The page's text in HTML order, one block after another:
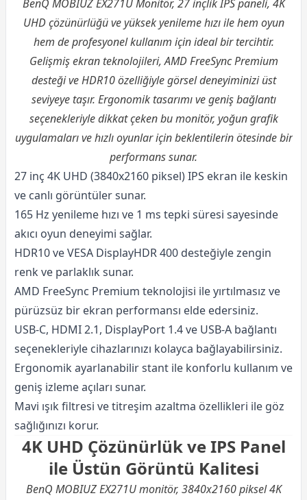
BenQ MOBIUZ EX271U Monitör, 27 inçlik IPS paneli, 4K
UHD çözünürlüğü ve yüksek yenileme hızı ile hem oyun
hem de profesyonel kullanım için ideal bir tercihtir.
Gelişmiş ekran teknolojileri, AMD FreeSync Premium
desteği ve HDR10 özelliğiyle görsel deneyiminizi üst
seviyeye taşır. Ergonomik tasarımı ve geniş bağlantı
seçenekleriyle dikkat çeken bu monitör, yoğun grafik
uygulamaları ve hızlı oyunlar için beklentilerin ötesinde bir
performans sunar.
27 inç 4K UHD (3840x2160 piksel) IPS ekran ile keskin
ve canlı görüntüler sunar.
165 Hz yenileme hızı ve 1 ms tepki süresi sayesinde
akıcı oyun deneyimi sağlar.
HDR10 ve VESA DisplayHDR 400 desteğiyle zengin
renk ve parlaklık sunar.
AMD FreeSync Premium teknolojisi ile yırtılmasız ve
pürüzsüz bir ekran performansı elde edersiniz.
USB-C, HDMI 2.1, DisplayPort 1.4 ve USB-A bağlantı
seçenekleriyle cihazlarınızı kolayca bağlayabilirsiniz.
Ergonomik ayarlanabilir stant ile konforlu kullanım ve
geniş izleme açıları sunar.
Mavi ışık filtresi ve titreşim azaltma özellikleri ile göz
sağlığınızı korur.
4K UHD Çözünürlük ve IPS Panel
ile Üstün Görüntü Kalitesi
BenQ MOBIUZ EX271U monitör, 3840x2160 piksel 4K